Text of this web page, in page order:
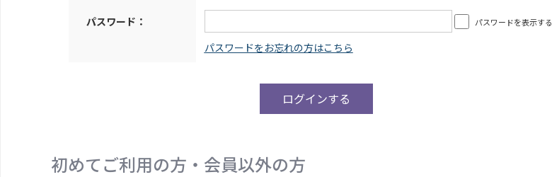
パスワード： パスワードを表示する
初めてご利用の方・会員以外の方